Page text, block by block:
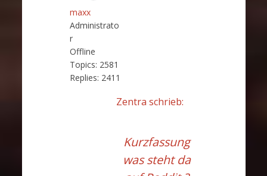
maxx
Administrato
r
Offline
Topics: 2581
Replies: 2411
Zentra schrieb:
Kurzfassung
was steht da